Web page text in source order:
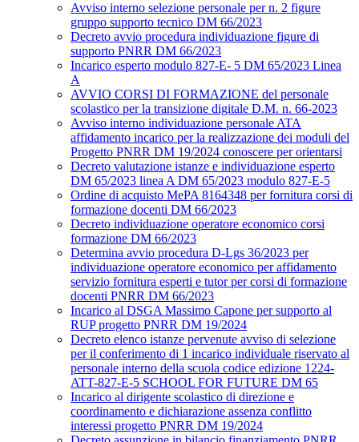
Avviso interno selezione personale per n. 2 figure
gruppo supporto tecnico DM 66/2023
Decreto avvio procedura individuazione figure di
supporto PNRR DM 66/2023
Incarico esperto modulo 827-E- 5 DM 65/2023 Linea
A
AVVIO CORSI DI FORMAZIONE del personale
scolastico per la transizione digitale D.M. n. 66-2023
Avviso interno individuazione personale ATA
affidamento incarico per la realizzazione dei moduli del
Progetto PNRR DM 19/2024 conoscere per orientarsi
Decreto valutazione istanze e individuazione esperto
DM 65/2023 linea A DM 65/2023 modulo 827-E-5
Ordine di acquisto MePA 8164348 per fornitura corsi di
formazione docenti DM 66/2023
Decreto individuazione operatore economico corsi
formazione DM 66/2023
Determina avvio procedura D-Lgs 36/2023 per
individuazione operatore economico per affidamento
servizio fornitura esperti e tutor per corsi di formazione
docenti PNRR DM 66/2023
Incarico al DSGA Massimo Capone per supporto al
RUP progetto PNRR DM 19/2024
Decreto elenco istanze pervenute avviso di selezione
per il conferimento di 1 incarico individuale riservato al
personale interno della scuola codice edizione 1224-
ATT-827-E-5 SCHOOL FOR FUTURE DM 65
Incarico al dirigente scolastico di direzione e
coordinamento e dichiarazione assenza conflitto
interessi progetto PNRR DM 19/2024